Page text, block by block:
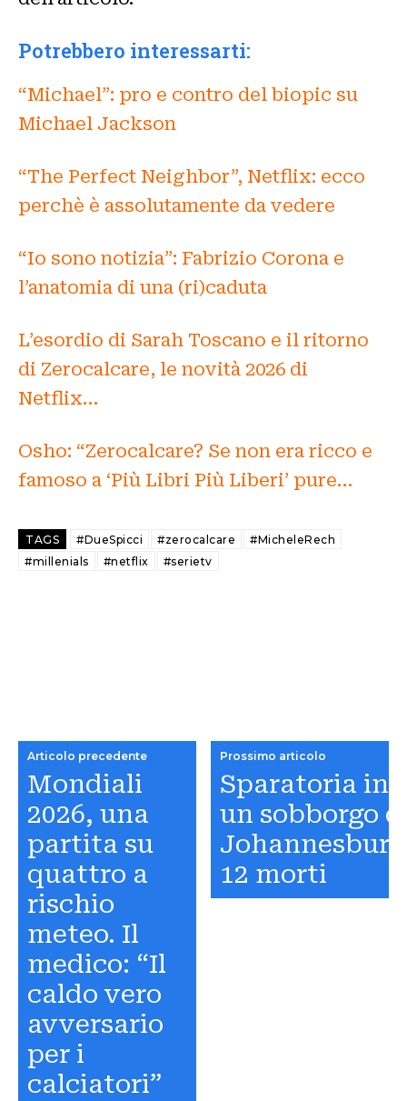
Potrebbero interessarti:
“Michael”: pro e contro del biopic su
Michael Jackson
“The Perfect Neighbor”, Netflix: ecco
perchè è assolutamente da vedere
“Io sono notizia”: Fabrizio Corona e
l’anatomia di una (ri)caduta
L’esordio di Sarah Toscano e il ritorno
di Zerocalcare, le novità 2026 di
Netflix…
Osho: “Zerocalcare? Se non era ricco e
famoso a ‘Più Libri Più Liberi’ pure…
TAGS #DueSpicci #zerocalcare
#MicheleRech
#millenials
#netflix #serietv
Articolo precedente
Mondiali
2026, una
partita su
quattro a
rischio
meteo. Il
medico: “Il
caldo vero
avversario
per i
calciatori”
Prossimo articolo
Sparatoria in
un sobborgo
12 morti